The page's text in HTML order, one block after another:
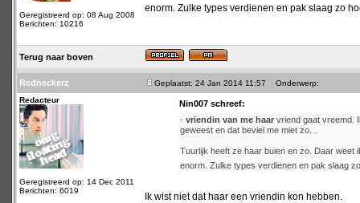
Geregistreerd op: 08 Aug 2008
Berichten: 10216
enorm. Zulke types verdienen en pak slaag zo
Terug naar boven
Redneckerz Geplaatst: 24 Jan 2014 11:57
Onderwerp:
Redacteur
Geregistreerd op: 14 Dec 2011
Berichten: 6019
Nin007 schreef:
- vriendin van me haar vriend gaat vreemd.
geweest en dat beviel me miet zo. .
Tuurlijk heeft ze haar buien en zo. Daar weet
enorm. Zulke types verdienen en pak slaag
Ik wist niet dat haar een vriendin kon hebben.